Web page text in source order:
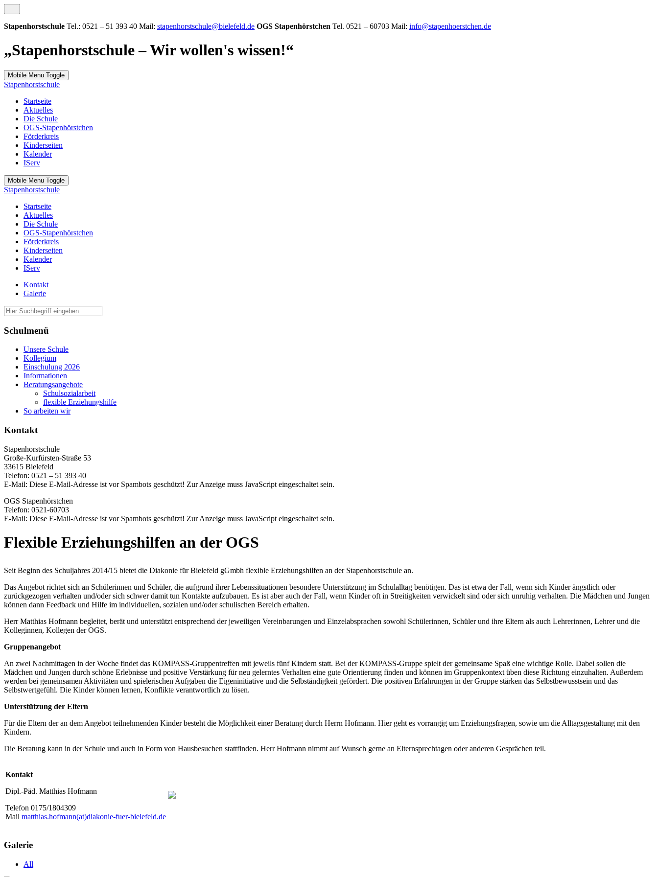
Stapenhorstschule Tel.: 0521 – 51 393 40 Mail: stapenhorstschule@bielefeld.de OGS Stapenhörstchen Tel. 0521 – 60703 Mail: info@stapenhoerstchen.de
„Stapenhorstschule – Wir wollen's wissen!“
Mobile Menu Toggle
Stapenhorstschule
Startseite
Aktuelles
Die Schule
OGS-Stapenhörstchen
Förderkreis
Kinderseiten
Kalender
IServ
Mobile Menu Toggle
Stapenhorstschule
Startseite
Aktuelles
Die Schule
OGS-Stapenhörstchen
Förderkreis
Kinderseiten
Kalender
IServ
Kontakt
Galerie
Schulmenü
Unsere Schule
Kollegium
Einschulung 2026
Informationen
Beratungsangebote
Schulsozialarbeit
flexible Erziehungshilfe
So arbeiten wir
Kontakt
Stapenhorstschule
Große-Kurfürsten-Straße 53
33615 Bielefeld
Telefon: 0521 – 51 393 40
E-Mail: Diese E-Mail-Adresse ist vor Spambots geschützt! Zur Anzeige muss JavaScript eingeschaltet sein.
OGS Stapenhörstchen
Telefon: 0521-60703
E-Mail: Diese E-Mail-Adresse ist vor Spambots geschützt! Zur Anzeige muss JavaScript eingeschaltet sein.
Flexible Erziehungshilfen an der OGS
Seit Beginn des Schuljahres 2014/15 bietet die Diakonie für Bielefeld gGmbh flexible Erziehungshilfen an der Stapenhorstschule an.
Das Angebot richtet sich an Schülerinnen und Schüler, die aufgrund ihrer Lebenssituationen besondere Unterstützung im Schulalltag benötigen. Das ist etwa der Fall, wenn sich Kinder ängstlich oder
zurückgezogen verhalten und/oder sich schwer damit tun Kontakte aufzubauen. Es ist aber auch der Fall, wenn Kinder oft in Streitigkeiten verwickelt sind oder sich unruhig verhalten. Die Mädchen und Jungen
können dann Feedback und Hilfe im individuellen, sozialen und/oder schulischen Bereich erhalten.
Herr Matthias Hofmann begleitet, berät und unterstützt entsprechend der jeweiligen Vereinbarungen und Einzelabsprachen sowohl Schülerinnen, Schüler und ihre Eltern als auch Lehrerinnen, Lehrer und die
Kolleginnen, Kollegen der OGS.
Gruppenangebot
An zwei Nachmittagen in der Woche findet das KOMPASS-Gruppentreffen mit jeweils fünf Kindern statt. Bei der KOMPASS-Gruppe spielt der gemeinsame Spaß eine wichtige Rolle. Dabei sollen die
Mädchen und Jungen durch schöne Erlebnisse und positive Verstärkung für neu gelerntes Verhalten eine gute Orientierung finden und können im Gruppenkontext üben diese Richtung einzuhalten. Außerdem
werden bei gemeinsamen Aktivitäten und spielerischen Aufgaben die Eigeninitiative und die Selbständigkeit gefördert. Die positiven Erfahrungen in der Gruppe stärken das Selbstbewusstsein und das
Selbstwertgefühl. Die Kinder können lernen, Konflikte verantwortlich zu lösen.
Unterstützung der Eltern
Für die Eltern der an dem Angebot teilnehmenden Kinder besteht die Möglichkeit einer Beratung durch Herrn Hofmann. Hier geht es vorrangig um Erziehungsfragen, sowie um die Alltagsgestaltung mit den
Kindern.
Die Beratung kann in der Schule und auch in Form von Hausbesuchen stattfinden. Herr Hofmann nimmt auf Wunsch gerne an Elternsprechtagen oder anderen Gesprächen teil.
Kontakt
Dipl.-Päd. Matthias Hofmann
Telefon 0175/1804309
Mail matthias.hofmann(at)diakonie-fuer-bielefeld.de
Galerie
All